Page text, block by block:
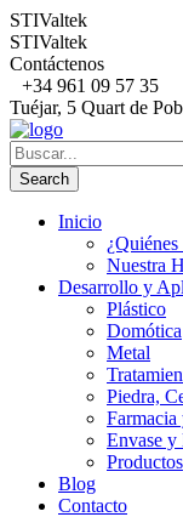
STIValtek
STIValtek
Contáctenos
+34 961 09 57 35
Tuéjar, 5 Quart de
Inicio
Nuestra
Desarrollo y
Plástico
Domótica
Metal
Piedra,
Farmacia
Envase y
Productos
Blog
Contacto